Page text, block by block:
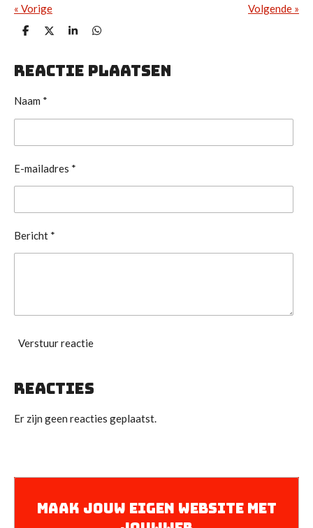
« Vorige Volgende »
D
e
n
D
l
S
r
e
D
e
n
Reactie plaatsen
Naam *
E-mailadres *
Bericht *
Verstuur reactie
Reacties
Er zijn geen reacties geplaatst.
Maak jouw eigen website met